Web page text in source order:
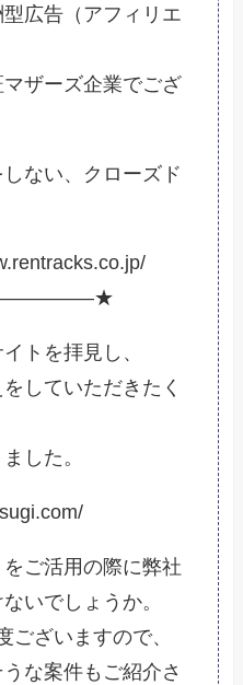
広告（アフィリエ
ザーズ企業でござ
ない、クローズド
トを拝見し、
していただきたく
した。
ご活用の際に弊社
いでしょうか。
ございますので、
な案件もご紹介さ